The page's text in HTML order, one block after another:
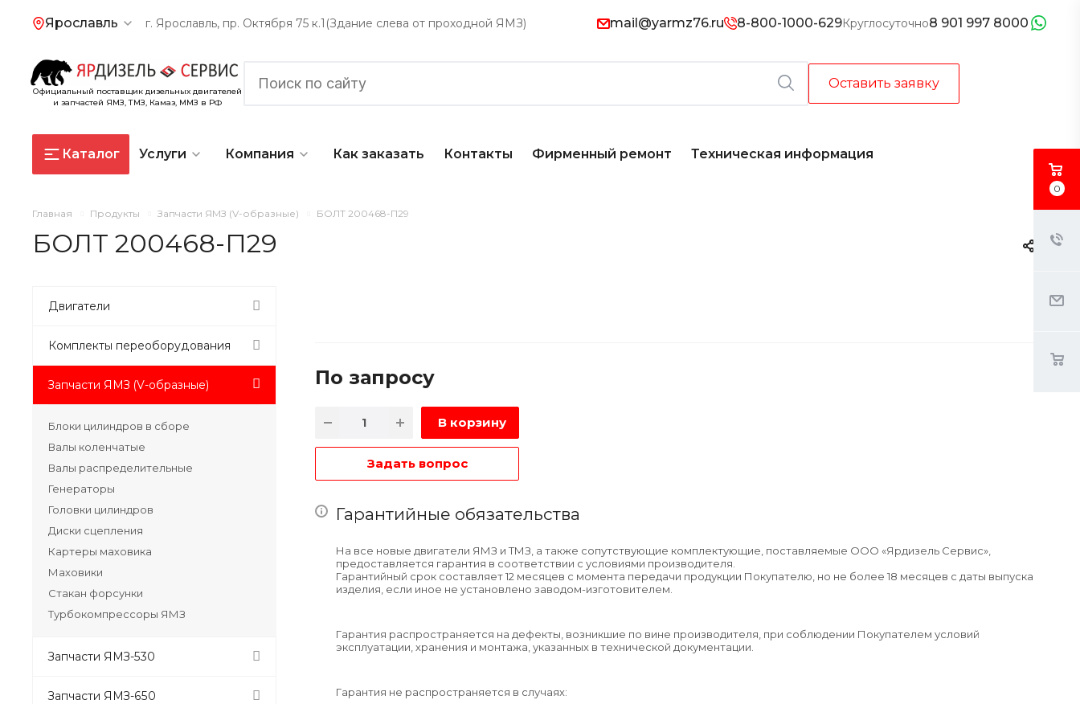
Ярославль г. Ярославль, пр. Октября 75 к.1(Здание слева от проходной ЯМЗ) mail@yarmz76.ru 8-800-1000-629Круглосуточно8 901 997 8000
Официальный поставщик дизельных двигателей
и запчастей ЯМЗ, ТМЗ, Камаз, ММЗ в РФ
Оставить заявку
Каталог Услуги Компания Как заказать Контакты Фирменный ремонт Техническая информация
Главная Продукты Запчасти ЯМЗ (V-образные) БОЛТ 200468-П29
БОЛТ 200468-П29
По запросу
В корзину
Задать вопрос
Гарантийные обязательства
На все новые двигатели ЯМЗ и ТМЗ, а также сопутствующие комплектующие, поставляемые ООО «Ярдизель Сервис»,
предоставляется гарантия в соответствии с условиями производителя.
Гарантийный срок составляет 12 месяцев с момента передачи продукции Покупателю, но не более 18 месяцев с даты выпуска
изделия, если иное не установлено заводом-изготовителем.
Гарантия распространяется на дефекты, возникшие по вине производителя, при соблюдении Покупателем условий
эксплуатации, хранения и монтажа, указанных в технической документации.
Гарантия не распространяется в случаях:
Двигатели
Комплекты переоборудования
Запчасти ЯМЗ (V-образные)
Блоки цилиндров в сборе
Валы коленчатые
Валы распределительные
Генераторы
Головки цилиндров
Диски сцепления
Картеры маховика
Маховики
Стакан форсунки
Турбокомпрессоры ЯМЗ
Запчасти ЯМЗ-530
Запчасти ЯМЗ-650
0